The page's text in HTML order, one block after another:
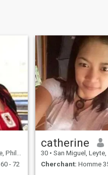
- 72
catherine
30 • San Miguel, Leyte,
Cherchant: Homme